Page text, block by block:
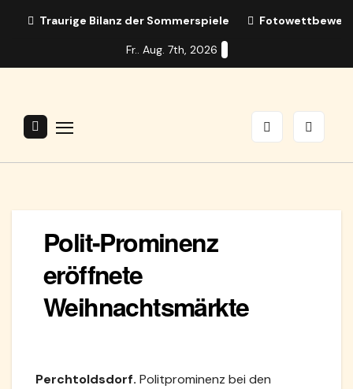
Traurige Bilanz der Sommerspiele
Fr.. Aug. 7th, 2026
Polit-Prominenz
eröffnete
Weihnachtsmärkte
Perchtoldsdorf. Politprominenz bei den